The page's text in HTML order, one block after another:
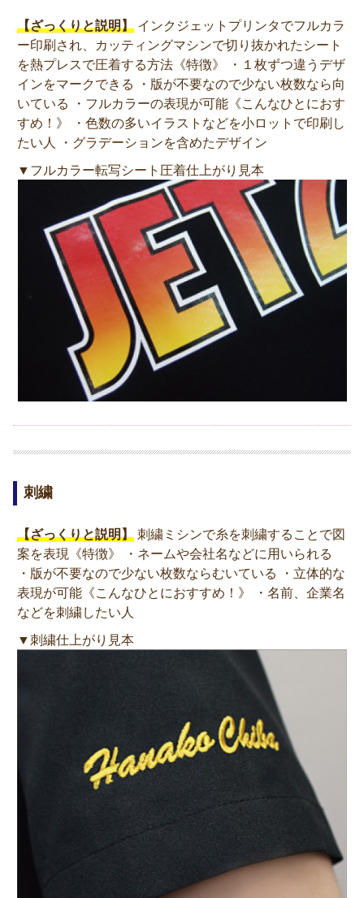
【ざっくりと説明】 インクジェットプリンタでフルカラ
ー印刷され、カッティングマシンで切り抜かれたシート
を熱プレスで圧着する方法《特徴》 ・１枚ずつ違うデザ
インをマークできる ・版が不要なので少ない枚数なら向
いている ・フルカラーの表現が可能《こんなひとにおす
すめ！》 ・色数の多いイラストなどを小ロットで印刷し
たい人 ・グラデーションを含めたデザイン
▼フルカラー転写シート圧着仕上がり見本
刺繍
【ざっくりと説明】 刺繍ミシンで糸を刺繍することで図
案を表現《特徴》 ・ネームや会社名などに用いられる
・版が不要なので少ない枚数ならむいている ・立体的な
表現が可能《こんなひとにおすすめ！》 ・名前、企業名
などを刺繍したい人
▼刺繍仕上がり見本